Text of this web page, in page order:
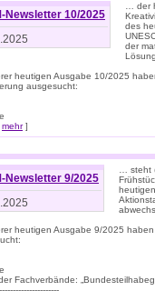
Newsletter 10/2025
… der
des
der
heutigen Ausgabe 10/2025
ausgesucht:
mehr]
Newsletter 9/2025
… steht
heutigen Ausgabe 9/2025
Fachverbände: